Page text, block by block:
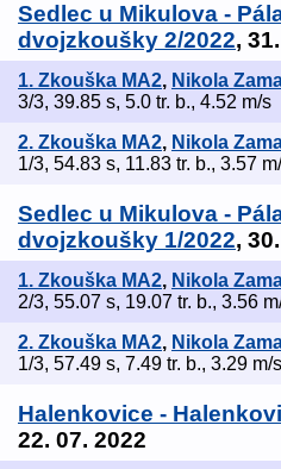
Sedlec u Mikulova -
dvojzkoušky 2/2022,
1. Zkouška MA2, Nikola
3/3, 39.85 s, 5.0 tr. b., 4.52 m/s
2. Zkouška MA2, Nikola
1/3, 54.83 s, 11.83 tr. b., 3.57
Sedlec u Mikulova -
dvojzkoušky 1/2022,
1. Zkouška MA2, Nikola
2/3, 55.07 s, 19.07 tr. b., 3.56
2. Zkouška MA2, Nikola
1/3, 57.49 s, 7.49 tr. b., 3.29 m/s
Halenkovice -
22. 07. 2022